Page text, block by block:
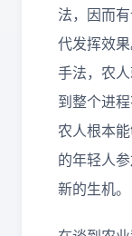
法，因而
代发挥效
手法，农
到整个进
农人根本
的年轻人
新的生机。